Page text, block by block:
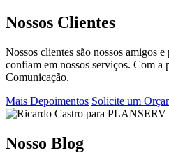
Nossos Clientes
Nossos clientes são nossos amigos
confiam em nossos serviços. Com a
Comunicação.
Mais Depoimentos Solicite um
Nosso Blog